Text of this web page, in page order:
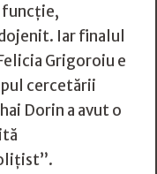
funcție,
Iar finalul
Grigoroiu e
cercetării
Dorin a avut o